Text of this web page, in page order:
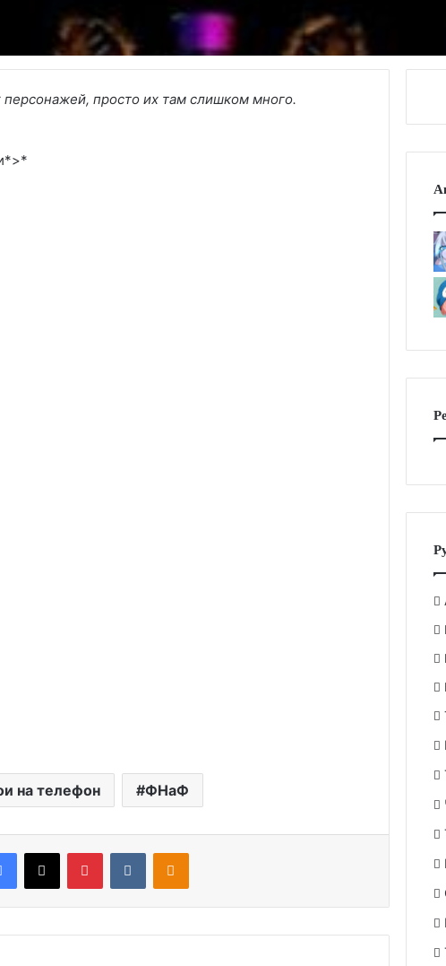
просто их там слишком много.
на телефон ФНаФ
Facebook X Pinterest VKontakte Odnoklassniki